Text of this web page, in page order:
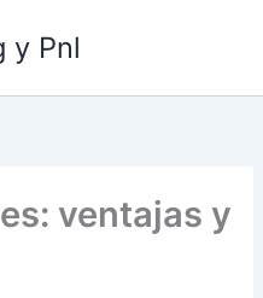
y Pnl
ventajas y